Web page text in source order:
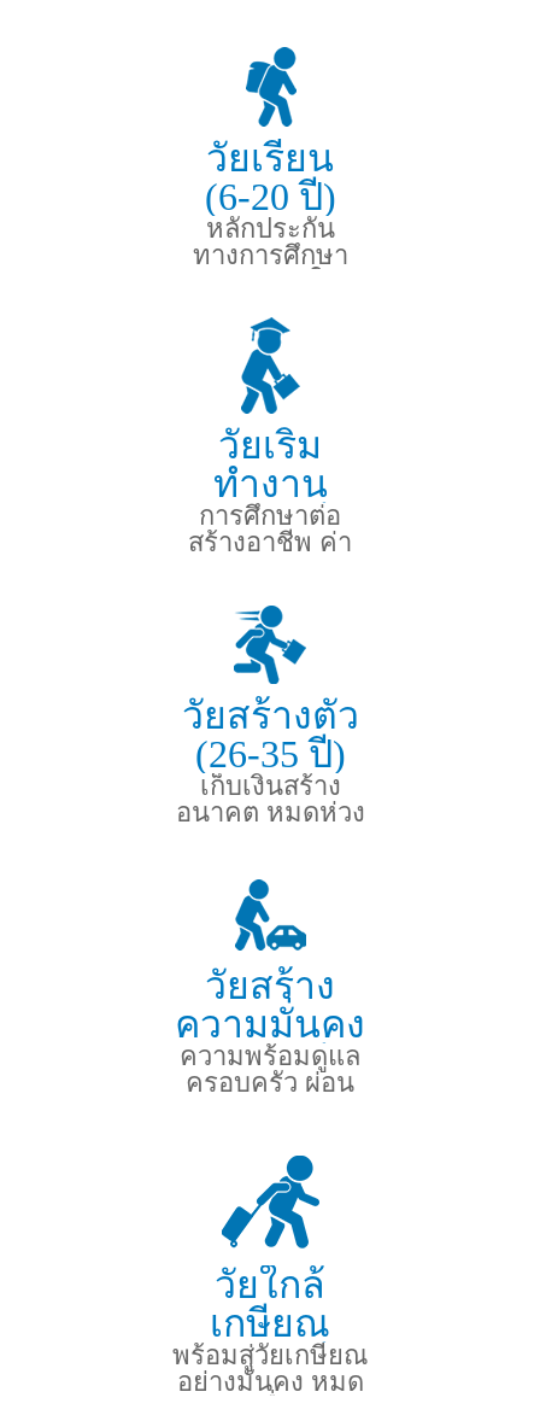
วัยเรียน
(6-20 ปี)
หลักประกัน
ทางการศึกษา
วัยเริ่ม
ทำงาน
(21-25 ปี)
การศึกษาต่อ
สร้างอาชีพ ค่า
วัยสร้างตัว
(26-35 ปี)
เก็บเงินสร้าง
อนาคต หมดห่วง
วัยสร้าง
ความมั่นคง
(36-50 ปี)
ความพร้อมดูแล
ครอบครัว ผ่อน
วัยใกล้
เกษียณ
(51-60 ปี)
พร้อมสู่วัยเกษียณ
อย่างมั่นคง หมด